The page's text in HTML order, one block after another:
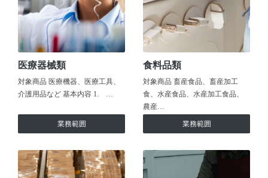
医療器械類
対象商品 医療機器、医療工具、
介護用品など 基本内容 1. …
業務範囲
食料品類
対象商品 畜産食品、畜産加工
食、水産食品、水産加工食品、
農産…
業務範囲